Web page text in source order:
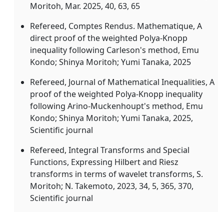
Moritoh, Mar. 2025, 40, 63, 65
Refereed, Comptes Rendus. Mathematique, A
direct proof of the weighted Polya-Knopp
inequality following Carleson's method, Emu
Kondo; Shinya Moritoh; Yumi Tanaka, 2025
Refereed, Journal of Mathematical Inequalities, A
proof of the weighted Polya-Knopp inequality
following Arino-Muckenhoupt's method, Emu
Kondo; Shinya Moritoh; Yumi Tanaka, 2025,
Scientific journal
Refereed, Integral Transforms and Special
Functions, Expressing Hilbert and Riesz
transforms in terms of wavelet transforms, S.
Moritoh; N. Takemoto, 2023, 34, 5, 365, 370,
Scientific journal